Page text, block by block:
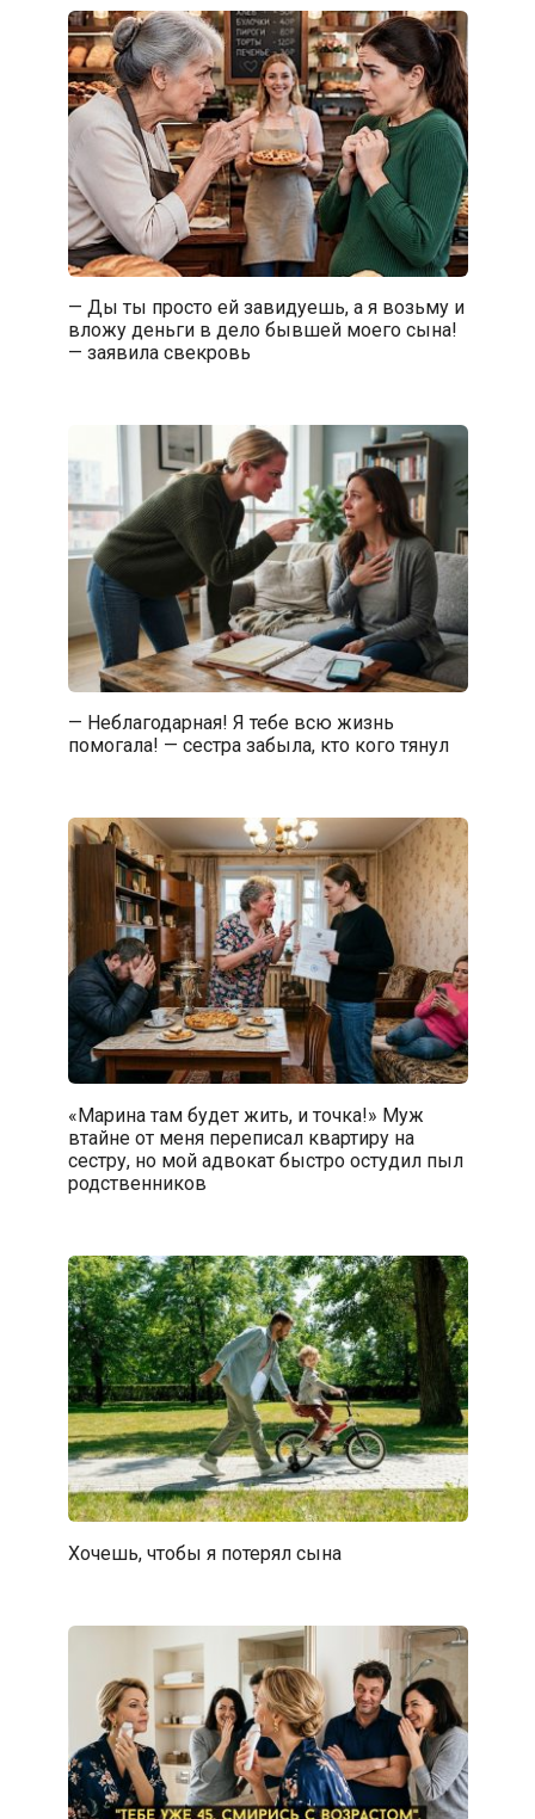
— Ды ты просто ей завидуешь, а я возьму и
вложу деньги в дело бывшей моего сына!
— заявила свекровь
— Неблагодарная! Я тебе всю жизнь
помогала! — сестра забыла, кто кого тянул
«Марина там будет жить, и точка!» Муж
втайне от меня переписал квартиру на
сестру, но мой адвокат быстро остудил пыл
родственников
Хочешь, чтобы я потерял сына